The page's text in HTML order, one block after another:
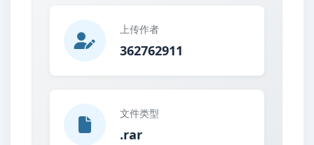
上传作者
362762911
文件类型
.rar